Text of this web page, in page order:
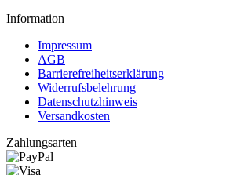
Information
Impressum
AGB
Barrierefreiheitserklärung
Widerrufsbelehrung
Datenschutzhinweis
Versandkosten
Zahlungsarten